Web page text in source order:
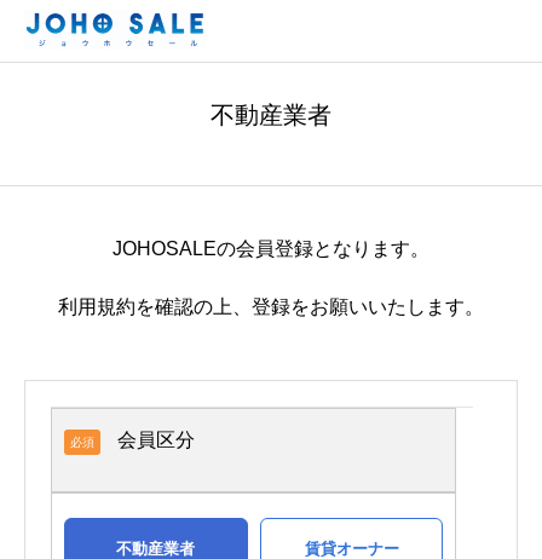
不動産業者
JOHOSALEの会員登録となります。
利用規約を確認の上、登録をお願いいたします。
必須 会員区分
不動産業者 賃貸オーナー